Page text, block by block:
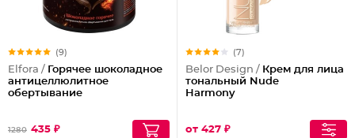
(9)
Elfora / Горячее шоколадное
антицеллюлитное
обертывание
1280 435 ₽
(7)
Belor Design / Крем для лица
тональный Nude
Harmony
от 427 ₽